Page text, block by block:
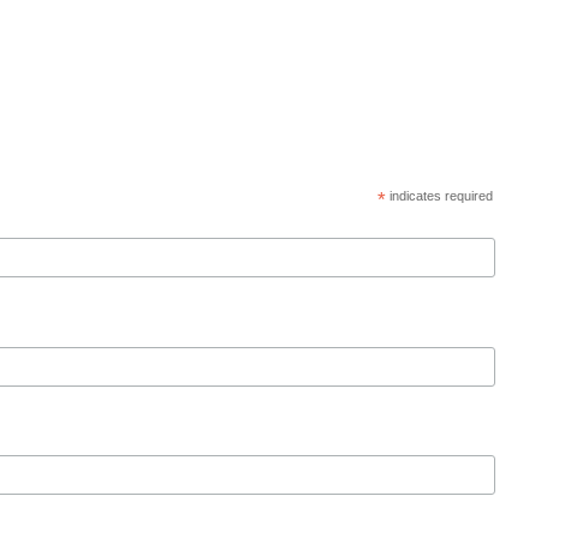
* indicates required